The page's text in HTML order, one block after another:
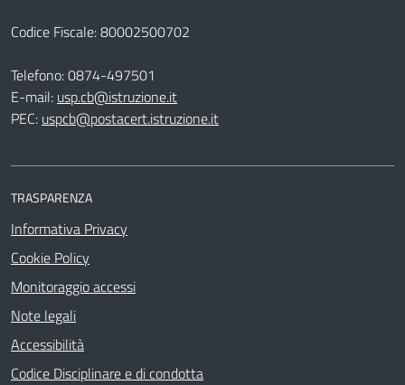
Codice Fiscale: 80002500702
Telefono:0874-497501
E-mail: usp.cb@istruzione.it
PEC: uspcb@postacert.istruzione.it
TRASPARENZA
Informativa Privacy
Cookie Policy
Monitoraggio accessi
Note legali
Accessibilità
Codice Disciplinare e di condotta